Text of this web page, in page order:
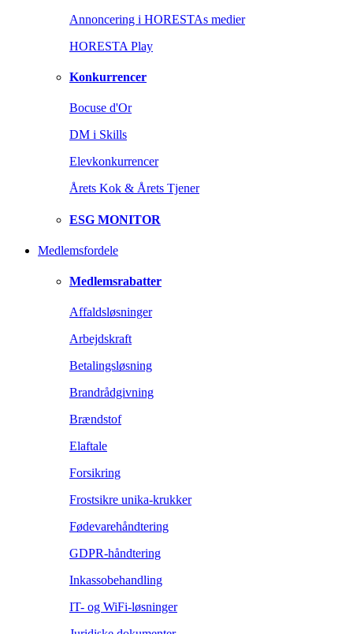
Annoncering i HORESTAs medier
HORESTA Play
Konkurrencer
Bocuse d'Or
DM i Skills
Elevkonkurrencer
Årets Kok & Årets Tjener
ESG MONITOR
Medlemsfordele
Medlemsrabatter
Affaldsløsninger
Arbejdskraft
Betalingsløsning
Brandrådgivning
Brændstof
Elaftale
Forsikring
Frostsikre unika-krukker
Fødevarehåndtering
GDPR-håndtering
Inkassobehandling
IT- og WiFi-løsninger